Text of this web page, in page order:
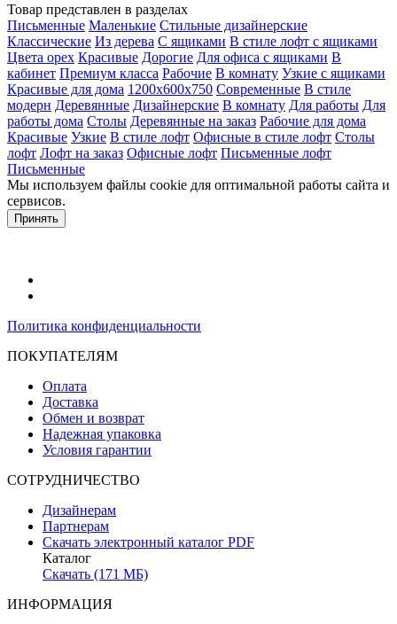
Товар представлен в разделах
Письменные Маленькие Стильные дизайнерские
Классические Из дерева С ящиками В стиле лофт с ящиками
Цвета орех Красивые Дорогие Для офиса с ящиками В
кабинет Премиум класса Рабочие В комнату Узкие с ящиками
Красивые для дома 1200х600х750 Современные В стиле
модерн Деревянные Дизайнерские В комнату Для работы Для
работы дома Столы Деревянные на заказ Рабочие для дома
Красивые Узкие В стиле лофт Офисные в стиле лофт Столы
лофт Лофт на заказ Офисные лофт Письменные лофт
Письменные
Мы используем файлы cookie для оптимальной работы сайта и
сервисов.
Принять
Политика конфиденциальности
ПОКУПАТЕЛЯМ
Оплата
Доставка
Обмен и возврат
Надежная упаковка
Условия гарантии
СОТРУДНИЧЕСТВО
Дизайнерам
Партнерам
Скачать электронный каталог PDF
Каталог
Скачать (171 МБ)
ИНФОРМАЦИЯ